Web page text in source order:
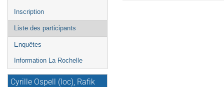
Inscription
Liste des participants
Enquêtes
Information La Rochelle
Cyrille Ospell (loc), Rafik